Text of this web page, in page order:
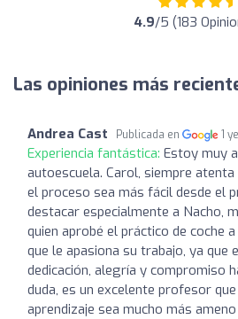
4.9/5 (183
Las opiniones más
Andrea Cast Publicada en 1
Experiencia fantástica: Estoy muy
autoescuela. Carol, siempre
el proceso sea más fácil desde el
destacar especialmente a Nacho,
quien aprobé el práctico de coche
que le apasiona su trabajo, ya que
dedicación, alegría y compromiso
duda, es un excelente profesor
aprendizaje sea mucho más